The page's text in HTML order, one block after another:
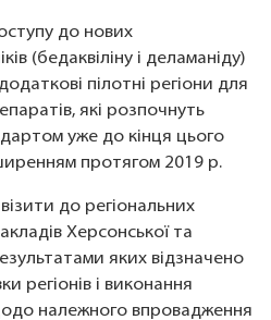
до нових
(бедаквіліну і деламаніду)
пілотні регіони для
які розпочнуть
уже до кінця цього
протягом 2019 р.
до регіональних
Херсонської та
яких відзначено
регіонів і виконання
належного впровадження